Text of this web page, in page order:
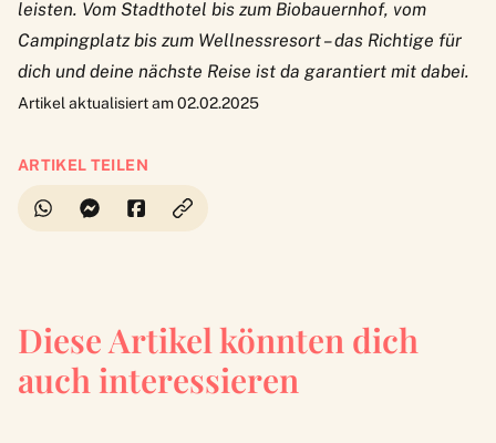
leisten. Vom Stadthotel bis zum Biobauernhof, vom
Campingplatz bis zum Wellnessresort – das Richtige für
dich und deine nächste Reise ist da garantiert mit dabei.
Artikel aktualisiert am 02.02.2025
ARTIKEL TEILEN
Diese Artikel könnten dich
auch interessieren